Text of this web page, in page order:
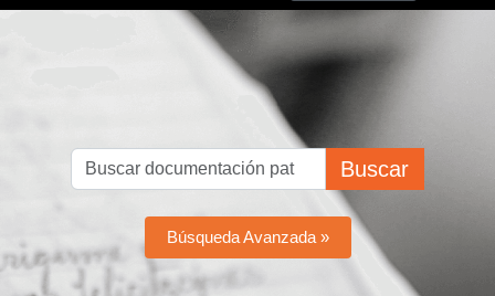
Buscar
Búsqueda Avanzada »